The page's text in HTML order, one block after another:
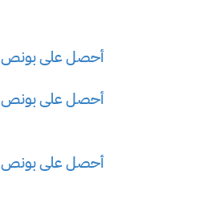
أحصل على بونص 500% من 1WIN
أحصل على بونص 200% من MelBet
أحصل على بونص 100% من Linebet